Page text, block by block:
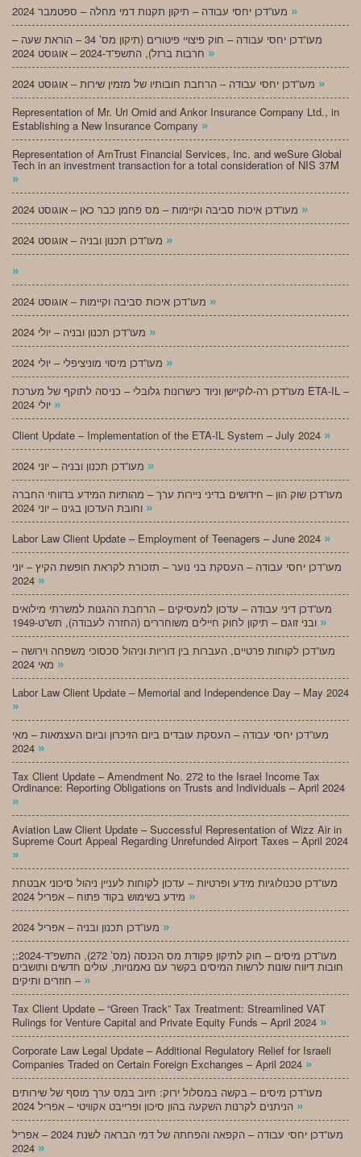
»
מעו”דכן יחסי עבודה – חוק פיצויי פיטורים (תיקון מס’ 34 – הוראת שעה –
»
»
Representation of Mr. Uri Omid and Ankor Insurance Company Ltd., in
Establishing a New Insurance Company »
Representation of AmTrust Financial Services, Inc. and weSure Global
Tech in an investment transaction for a total consideration of NIS 37M
»
»
»
»
»
»
»
מעו”דכן רה-לוקיישן וניוד כישרונות גלובלי – כניסה לתוקף של מערכת ETA-IL –
»
Client Update – Implementation of the ETA-IL System – July 2024 »
»
מעו”דכן שוק הון – חידושים בדיני ניירות ערך – מהותיות המידע בדווחי החברה
»
Labor Law Client Update – Employment of Teenagers – June 2024 »
מעו”דכן יחסי עבודה – העסקת בני נוער – תזכורת לקראת חופשת הקיץ – יוני
»
מעו”דכן דיני עבודה – עדכון למעסיקים – הרחבת ההגנות למשרתי מילואים
»
מעו”דכן לקוחות פרטיים, העברות בין דוריות וניהול סכסוכי משפחה וירושה –
»
Labor Law Client Update – Memorial and Independence Day – May 2024
»
מעו”דכן יחסי עבודה – העסקת עובדים ביום הזיכרון וביום העצמאות – מאי
»
Tax Client Update – Amendment No. 272 to the Israel Income Tax
Ordinance: Reporting Obligations on Trusts and Individuals – April 2024
»
Aviation Law Client Update – Successful Representation of Wizz Air in
Supreme Court Appeal Regarding Unrefunded Airport Taxes – April 2024
»
מעו”דכן טכנולוגיות מידע ופרטיות – עדכון לקוחות לעניין ניהול סיכוני אבטחת
»
»
;מעו”דכן מיסים – חוק לתיקון פקודת מס הכנסה (מס’ 272), התשפ”ד-2024:
חובות דיווח שונות לרשות המיסים בקשר עם נאמנויות, עולים חדשים ותושבים
חוזרים ותיקים – »
Tax Client Update – “Green Track” Tax Treatment: Streamlined VAT
Rulings for Venture Capital and Private Equity Funds – April 2024 »
Corporate Law Legal Update – Additional Regulatory Relief for Israeli
Companies Traded on Certain Foreign Exchanges – April 2024 »
מעו”דכן מיסים – בקשה במסלול ירוק: חיוב במס ערך מוסף של שירותים
»
מעו”דכן יחסי עבודה – הקפאה והפחתה של דמי הבראה לשנת 2024 – אפריל
»